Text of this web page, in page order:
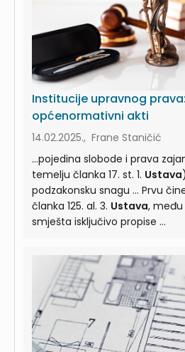
Institucije upravnog
općenormativni akti
14.02.2025., Frane Staničić
...pojedina slobode i prava
temelju članka 17. st. 1. Ustava
podzakonsku snagu ... Prvu čine drugi propisi iz
članka 125. al. 3. Ustava, među
smješta isključivo propise ...